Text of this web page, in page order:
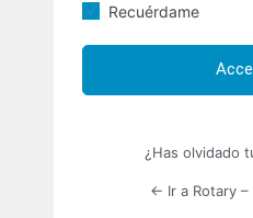
Recuérdame
¿Has olvidado
← Ir a Rotary